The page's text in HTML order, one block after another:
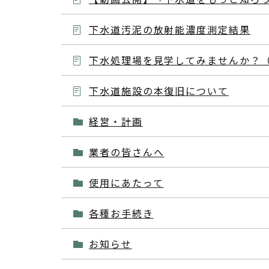
下水道汚泥の放射能濃度測定結果
下水処理場を見学してみませんか？
下水道施設の本復旧について
経営・計画
業者の皆さんへ
使用にあたって
各種お手続き
お知らせ